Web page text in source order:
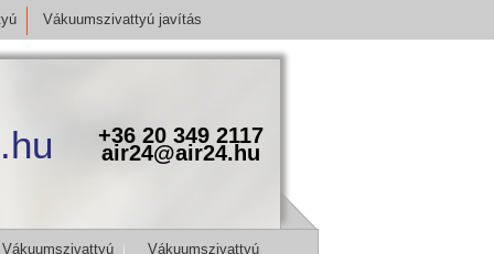
Vákuumszivattyú javítás
+36 20 349 2117
air24@air24.hu
Vákuumszivattyú
Vákuumszivattyú